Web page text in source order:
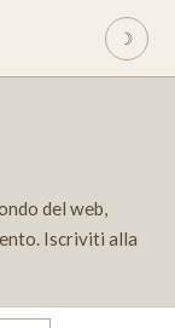
☽
del web,
Iscriviti alla